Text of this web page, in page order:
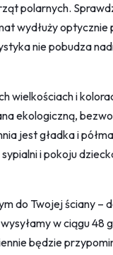
polarnych.
wydłuży
nie pobudza
wielkościach i
ekologiczną,
jest gładka i
i pokoju
do Twojej ściany –
w ciągu 48
będzie